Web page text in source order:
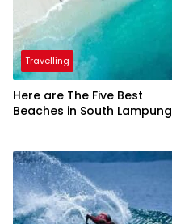
Travelling
Here are The Five Best
Beaches in South Lampung